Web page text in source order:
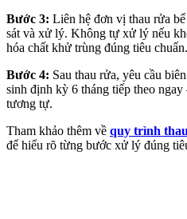
Bước 3: Liên hệ đơn vị thau rửa
sát và xử lý. Không tự xử lý nếu
hóa chất khử trùng đúng tiêu chuẩn.
Bước 4: Sau thau rửa, yêu cầu
sinh định kỳ 6 tháng tiếp theo
tương tự.
Tham khảo thêm về quy trình
để hiểu rõ từng bước xử lý đúng